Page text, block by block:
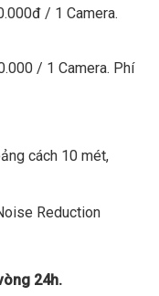
/ 1 Camera.
/ 1 Camera. Phí
cách 10 mét,
Reduction
24h.